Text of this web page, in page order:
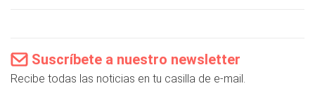
Suscríbete a nuestro newsletter
Recibe todas las noticias en tu casilla de e-mail.